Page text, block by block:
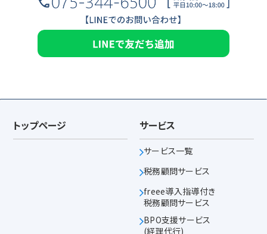
トップページ サービス
サービス一覧
税務顧問サービス
freee導入指導付き
税務顧問サービス
BPO支援サービス
(経理代行)